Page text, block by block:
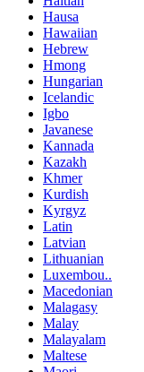
Hausa
Hawaiian
Hebrew
Hmong
Hungarian
Icelandic
Igbo
Javanese
Kannada
Kazakh
Khmer
Kurdish
Kyrgyz
Latin
Latvian
Lithuanian
Luxembou..
Macedonian
Malagasy
Malay
Malayalam
Maltese